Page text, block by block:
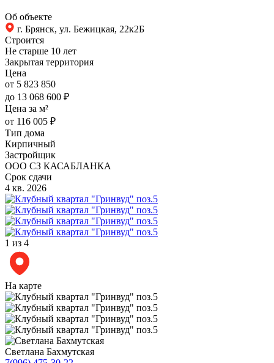
Об объекте
г. Брянск, ул. Бежицкая, 22к2Б
Строится
Не старше 10 лет
Закрытая территория
Цена
от 5 823 850
до 13 068 600 ₽
Цена за м²
от 116 005 ₽
Тип дома
Кирпичный
Застройщик
ООО СЗ КАСАБЛАНКА
Срок сдачи
4 кв. 2026
1 из 4
На карте
Светлана Бахмутская